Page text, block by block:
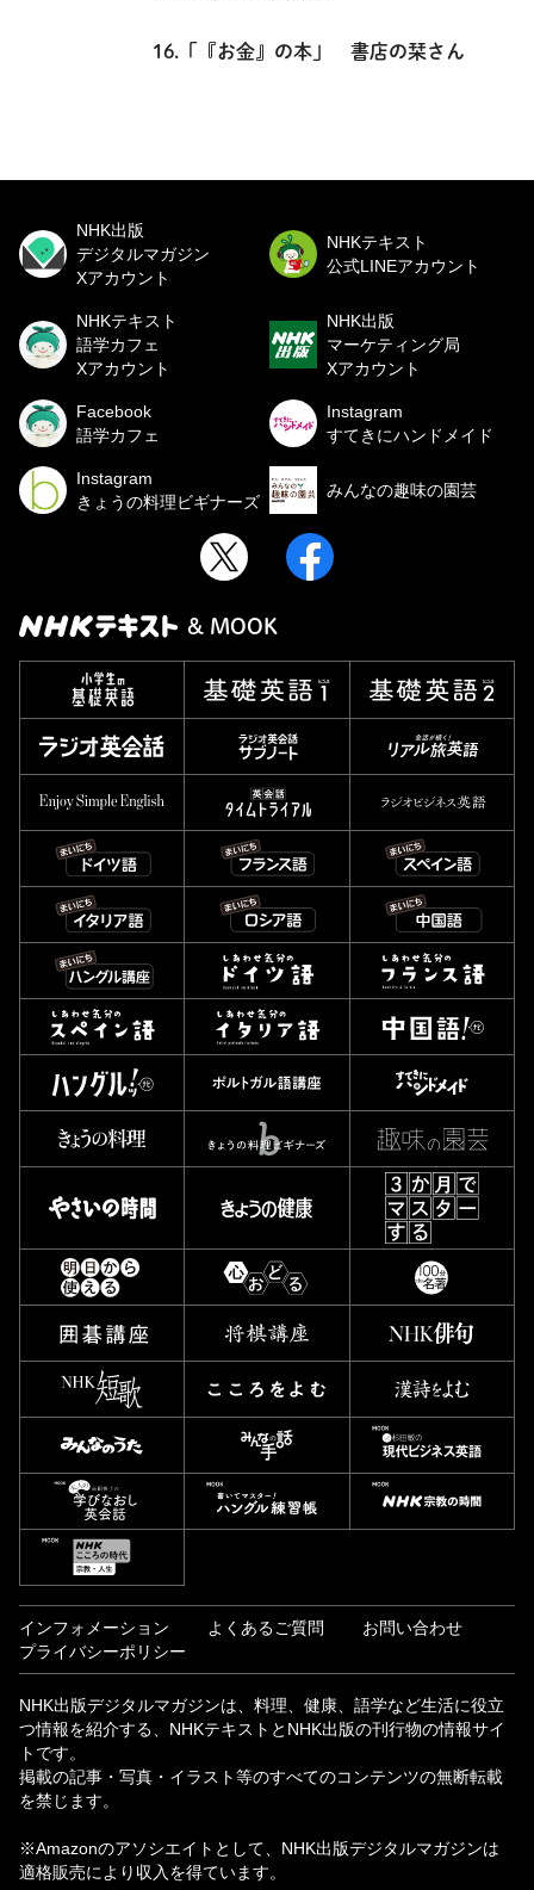
16.「『お金』の本」 書店の栞さん
NHK出版
デジタルマガジン
Xアカウント
NHKテキスト
公式LINEアカウント
NHKテキスト
語学カフェ
Xアカウント
NHK出版
マーケティング局
Xアカウント
Facebook
語学カフェ
Instagram
すてきにハンドメイド
Instagram
きょうの料理ビギナーズ
みんなの趣味の園芸
& MOOK
インフォメーション よくあるご質問
お問い合わせ
プライバシーポリシー
NHK出版デジタルマガジンは、料理、健康、語学など生活に役立
つ情報を紹介する、NHKテキストとNHK出版の刊行物の情報サイ
トです。
掲載の記事・写真・イラスト等のすべてのコンテンツの無断転載
を禁じます。
※Amazonのアソシエイトとして、NHK出版デジタルマガジンは
適格販売により収入を得ています。